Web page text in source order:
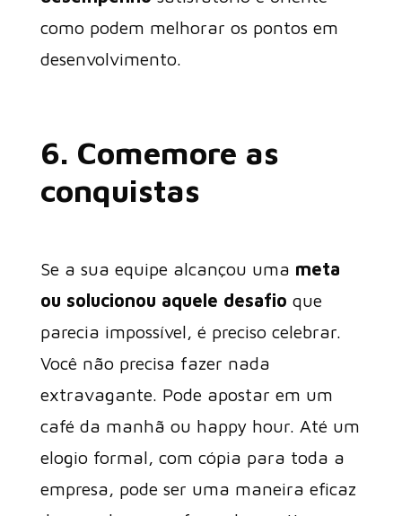
como podem melhorar os pontos em
desenvolvimento.
6. Comemore as
conquistas
Se a sua equipe alcançou uma meta
ou solucionou aquele desafio que
parecia impossível, é preciso celebrar.
Você não precisa fazer nada
extravagante. Pode apostar em um
café da manhã ou happy hour. Até um
elogio formal, com cópia para toda a
empresa, pode ser uma maneira eficaz